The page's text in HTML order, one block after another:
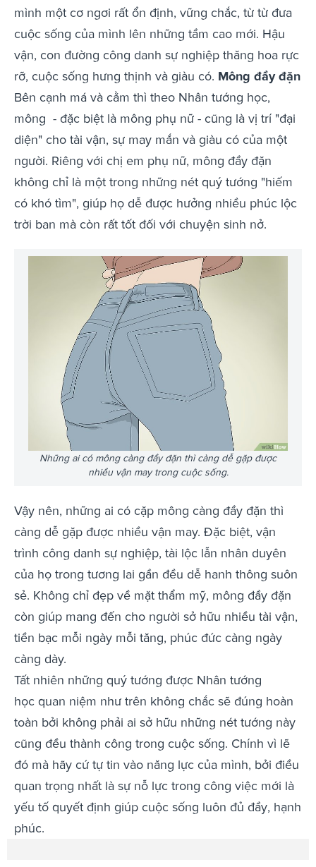
mình một cơ ngơi rất ổn định, vững chắc, từ từ đưa
cuộc sống của mình lên những tầm cao mới. Hậu
vận, con đường công danh sự nghiệp thăng hoa rực
rỡ, cuộc sống hưng thịnh và giàu có. Mông đầy đặn
Bên cạnh má và cằm thì theo Nhân tướng học,
mông - đặc biệt là mông phụ nữ - cũng là vị trí "đại
diện" cho tài vận, sự may mắn và giàu có của một
người. Riêng với chị em phụ nữ, mông đầy đặn
không chỉ là một trong những nét quý tướng "hiếm
có khó tìm", giúp họ dễ được hưởng nhiều phúc lộc
trời ban mà còn rất tốt đối với chuyện sinh nở.
Những ai có mông càng đầy đặn thì càng dễ gặp được
nhiều vận may trong cuộc sống.
Vậy nên, những ai có cặp mông càng đầy đặn thì
càng dễ gặp được nhiều vận may. Đặc biệt, vận
trình công danh sự nghiệp, tài lộc lẫn nhân duyên
của họ trong tương lai gần đều dễ hanh thông suôn
sẻ. Không chỉ đẹp về mặt thẩm mỹ, mông đầy đặn
còn giúp mang đến cho người sở hữu nhiều tài vận,
tiền bạc mỗi ngày mỗi tăng, phúc đức càng ngày
càng dày.
Tất nhiên những quý tướng được Nhân tướng
học quan niệm như trên không chắc sẽ đúng hoàn
toàn bởi không phải ai sở hữu những nét tướng này
cũng đều thành công trong cuộc sống. Chính vì lẽ
đó mà hãy cứ tự tin vào năng lực của mình, bởi điều
quan trọng nhất là sự nỗ lực trong công việc mới là
yếu tố quyết định giúp cuộc sống luôn đủ đầy, hạnh
phúc.